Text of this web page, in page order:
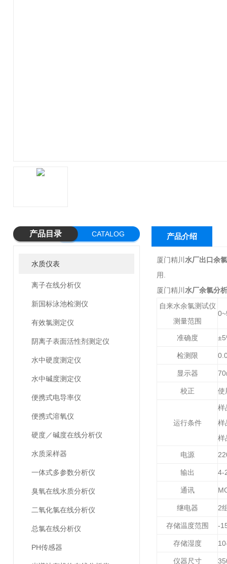
产品目录 CATALOG
水质仪表
离子在线分析仪
新国标泳池检测仪
有效氯测定仪
阴离子表面活性剂测定仪
水中硬度测定仪
水中碱度测定仪
便携式电导率仪
便携式溶氧仪
硬度／碱度在线分析仪
水质采样器
一体式多参数分析仪
臭氧在线水质分析仪
二氧化氯在线分析仪
总氯在线分析仪
PH传感器
产品介绍
厦门精川 水厂出口余
用.
厦门精川 水厂余氯分
自来水余氯测试仪
测量范围
准确度
检测限
显示器
校正 使
运行条件
样
样
样
电源
输出 4-
通讯
继电器 2
存储温度范围 -
存储湿度
仪器尺寸